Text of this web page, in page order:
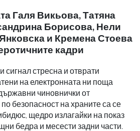
Галя Викьова, Татяна
Борисова, Нели
и Кремена Стоева
кадри
сигнал стресна и отврати
на електронната ни поща
чиновнички от
безопасност на храните са се
щедро излагайки на показ
бедра и месести задни части.